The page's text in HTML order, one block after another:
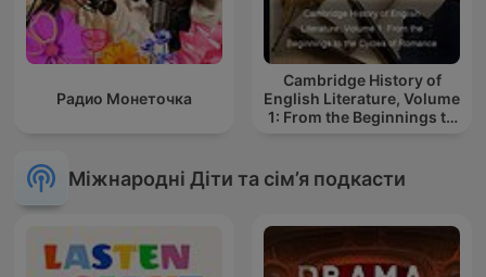
Радио Монеточка
Cambridge History of
English Literature, Volume
1: From the Beginnings to
Міжнародні Діти та сім’я подкасти